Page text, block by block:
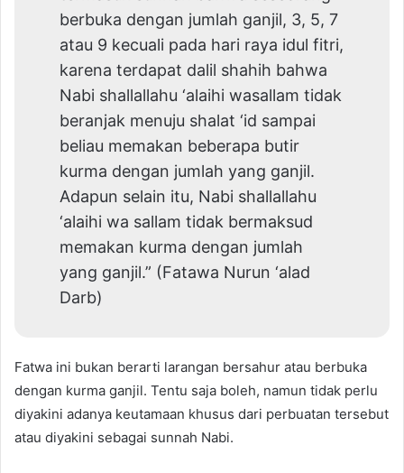
berbuka dengan jumlah ganjil, 3, 5, 7
atau 9 kecuali pada hari raya idul fitri,
karena terdapat dalil shahih bahwa
Nabi shallallahu ‘alaihi wasallam tidak
beranjak menuju shalat ‘id sampai
beliau memakan beberapa butir
kurma dengan jumlah yang ganjil.
Adapun selain itu, Nabi shallallahu
‘alaihi wa sallam tidak bermaksud
memakan kurma dengan jumlah
yang ganjil.” (Fatawa Nurun ‘alad
Darb)
Fatwa ini bukan berarti larangan bersahur atau berbuka
dengan kurma ganjil. Tentu saja boleh, namun tidak perlu
diyakini adanya keutamaan khusus dari perbuatan tersebut
atau diyakini sebagai sunnah Nabi.